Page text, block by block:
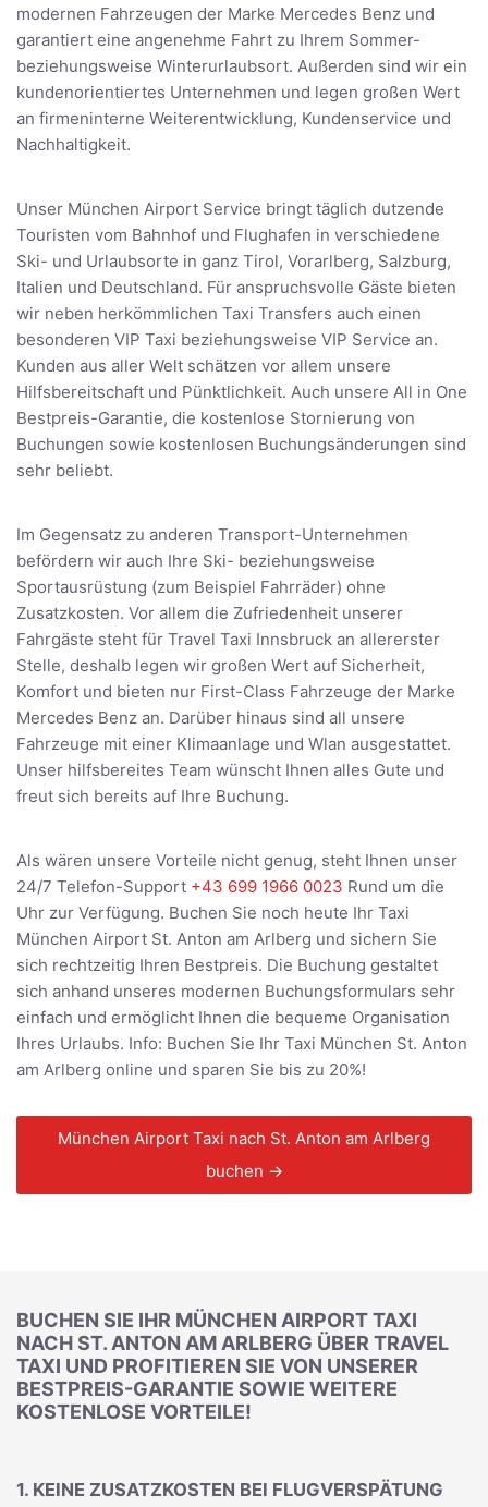
modernen Fahrzeugen der Marke Mercedes Benz und
garantiert eine angenehme Fahrt zu Ihrem Sommer-
beziehungsweise Winterurlaubsort. Außerden sind wir ein
kundenorientiertes Unternehmen und legen großen Wert
an firmeninterne Weiterentwicklung, Kundenservice und
Nachhaltigkeit.
Unser München Airport Service bringt täglich dutzende
Touristen vom Bahnhof und Flughafen in verschiedene
Ski- und Urlaubsorte in ganz Tirol, Vorarlberg, Salzburg,
Italien und Deutschland. Für anspruchsvolle Gäste bieten
wir neben herkömmlichen Taxi Transfers auch einen
besonderen VIP Taxi beziehungsweise VIP Service an.
Kunden aus aller Welt schätzen vor allem unsere
Hilfsbereitschaft und Pünktlichkeit. Auch unsere All in One
Bestpreis-Garantie, die kostenlose Stornierung von
Buchungen sowie kostenlosen Buchungsänderungen sind
sehr beliebt.
Im Gegensatz zu anderen Transport-Unternehmen
befördern wir auch Ihre Ski- beziehungsweise
Sportausrüstung (zum Beispiel Fahrräder) ohne
Zusatzkosten. Vor allem die Zufriedenheit unserer
Fahrgäste steht für Travel Taxi Innsbruck an allererster
Stelle, deshalb legen wir großen Wert auf Sicherheit,
Komfort und bieten nur First-Class Fahrzeuge der Marke
Mercedes Benz an. Darüber hinaus sind all unsere
Fahrzeuge mit einer Klimaanlage und Wlan ausgestattet.
Unser hilfsbereites Team wünscht Ihnen alles Gute und
freut sich bereits auf Ihre Buchung.
Als wären unsere Vorteile nicht genug, steht Ihnen unser
24/7 Telefon-Support +43 699 1966 0023 Rund um die
Uhr zur Verfügung. Buchen Sie noch heute Ihr Taxi
München Airport St. Anton am Arlberg und sichern Sie
sich rechtzeitig Ihren Bestpreis. Die Buchung gestaltet
sich anhand unseres modernen Buchungsformulars sehr
einfach und ermöglicht Ihnen die bequeme Organisation
Ihres Urlaubs. Info: Buchen Sie Ihr Taxi München St. Anton
am Arlberg online und sparen Sie bis zu 20%!
München Airport Taxi nach St. Anton am Arlberg
buchen →
BUCHEN SIE IHR MÜNCHEN AIRPORT TAXI
NACH ST. ANTON AM ARLBERG ÜBER TRAVEL
TAXI UND PROFITIEREN SIE VON UNSERER
BESTPREIS-GARANTIE SOWIE WEITERE
KOSTENLOSE VORTEILE!
1. KEINE ZUSATZKOSTEN BEI FLUGVERSPÄTUNG